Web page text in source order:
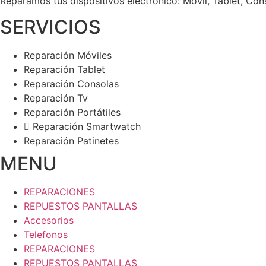
SERVICIOS
Reparación Móviles
Reparación Tablet
Reparación Consolas
Reparación Tv
Reparación Portátiles
Reparación Smartwatch
Reparación Patinetes
MENU
REPARACIONES
REPUESTOS PANTALLAS
Accesorios
Telefonos
REPARACIONES
REPUESTOS PANTALLAS